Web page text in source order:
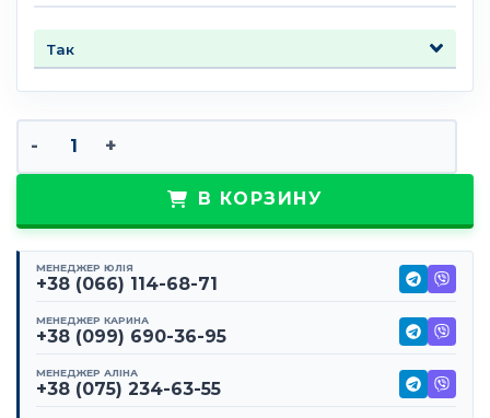
В КОРЗИНУ
МЕНЕДЖЕР ЮЛІЯ
+38 (066) 114-68-71
МЕНЕДЖЕР КАРИНА
+38 (099) 690-36-95
МЕНЕДЖЕР АЛІНА
+38 (075) 234-63-55